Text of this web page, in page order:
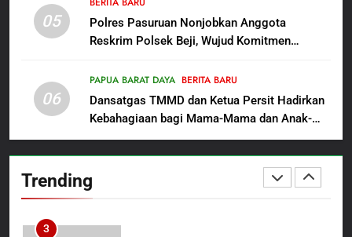
05
Polres Pasuruan Nonjobkan Anggota
Reskrim Polsek Beji, Wujud Komitmen
Penganiayaan
06
PAPUA BARAT DAYA BERITA BARU
Dansatgas TMMD dan Ketua Persit Hadirkan
Kebahagiaan bagi Mama-Mama dan Anak-
Anak Kampung Sesor
Trending
1
Sambut HUT ke-81
Probolinggo Persembahkan
“Hadiah Guru Mengabdi”: 100
Beasiswa Pascasarjana bagi
Guru Non-ASN sebagai
Pahlawan Bangsa
BERITA BARU
Penyidik Polsek Beji Demi
Efektivitas dan Kelancaran
3